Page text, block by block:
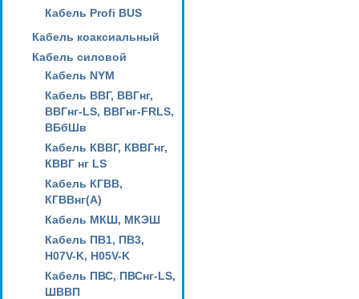
Кабель Profi BUS
Кабель коаксиальный
Кабель силовой
Кабель NYM
Кабель ВВГ, ВВГнг,
ВВГнг-LS, ВВГнг-FRLS,
ВБбШв
Кабель КВВГ, КВВГнг,
КВВГ нг LS
Кабель КГВВ,
КГВВнг(А)
Кабель МКШ, МКЭШ
Кабель ПВ1, ПВ3,
H07V-K, H05V-K
Кабель ПВС, ПВСнг-LS,
ШВВП